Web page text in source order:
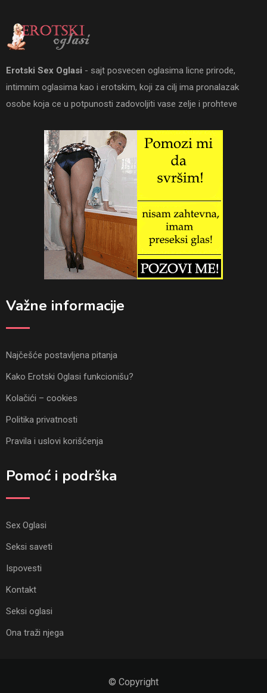
Erotski Sex Oglasi - sajt posvecen oglasima licne prirode,
intimnim oglasima kao i erotskim, koji za cilj ima pronalazak
osobe koja ce u potpunosti zadovoljiti vase zelje i prohteve
Važne informacije
Najčešće postavljena pitanja
Kako Erotski Oglasi funkcionišu?
Kolačići – cookies
Politika privatnosti
Pravila i uslovi korišćenja
Pomoć i podrška
Sex Oglasi
Seksi saveti
Ispovesti
Kontakt
Seksi oglasi
Ona traži njega
© Copyright